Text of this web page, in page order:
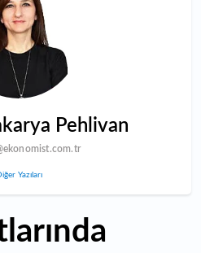
Pehlivan
Yazıları